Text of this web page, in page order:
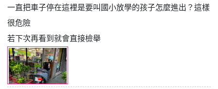
一直把車子停在這裡是要叫國小放學的孩子怎麼進出？這樣
很危險
若下次再看到就會直接檢舉